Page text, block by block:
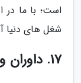
است؛ با ما در
شغل های دنیا
17. داوران ورزشی